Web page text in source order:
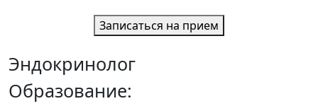
Записаться на прием
Эндокринолог
Образование: